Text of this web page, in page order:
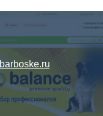
barboske.ru